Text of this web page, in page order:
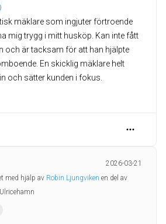
mäklare som ingjuter förtroende
mig trygg i mitt husköp. Kan inte fått
och är tacksam för att han hjälpte
En skicklig mäklare helt
och sätter kunden i fokus.
2026-03-21
med hjälp av Robin Ljungviken en del av